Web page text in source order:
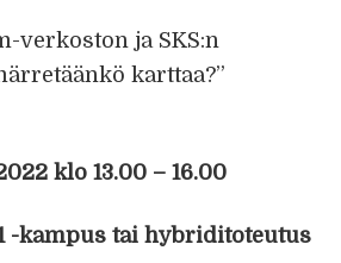
verkoston ja SKS:n
karttaa?”
klo 13.00 – 16.00
-kampus tai hybriditoteutus